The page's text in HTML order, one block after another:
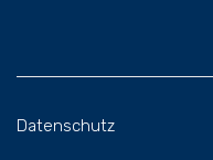
Datenschutz